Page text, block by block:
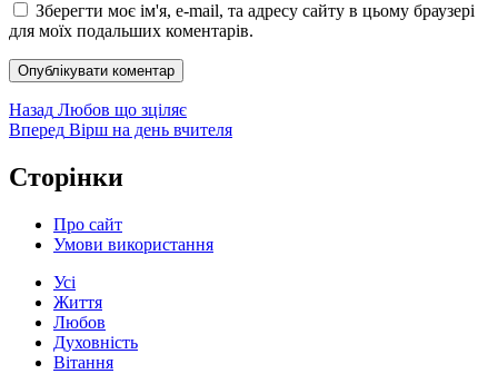
Зберегти моє ім'я, e-mail, та адресу сайту в цьому браузері
для моїх подальших коментарів.
Навігація
записів
Назад Попередній
запис:
Любов що зціляє
Вперед Наступний
Вірш на день вчителя
Сторінки
Про сайт
Умови використання
Усі
Життя
Любов
Духовність
Вітання